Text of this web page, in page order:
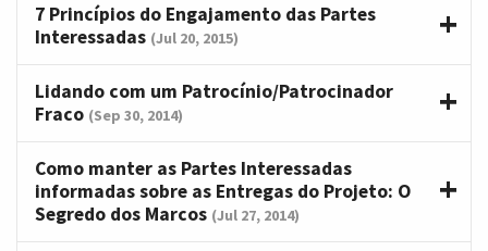
7 Princípios do Engajamento das Partes
Interessadas (Jul 20, 2015)
Lidando com um Patrocínio/Patrocinador
Fraco (Sep 30, 2014)
Como manter as Partes Interessadas
informadas sobre as Entregas do Projeto: O
Segredo dos Marcos (Jul 27, 2014)